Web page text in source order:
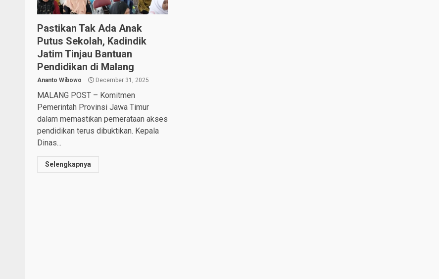
Pastikan Tak Ada Anak
Putus Sekolah, Kadindik
Jatim Tinjau Bantuan
Pendidikan di Malang
Ananto Wibowo December 31, 2025
MALANG POST – Komitmen
Pemerintah Provinsi Jawa Timur
dalam memastikan pemerataan akses
pendidikan terus dibuktikan. Kepala
Dinas...
Selengkapnya